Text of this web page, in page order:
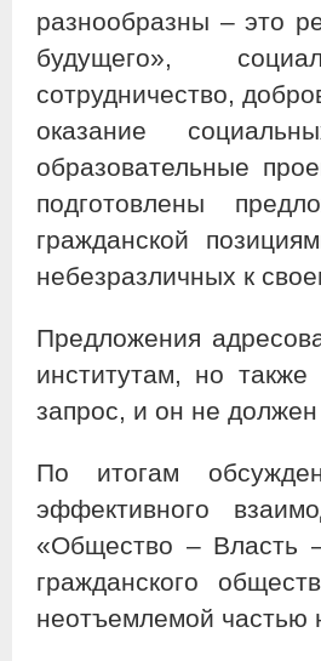
разнообразны – это
будущего»,
сотрудничество,
оказание
образовательные
подготовлены
гражданской
небезразличных к
Предложения
институтам, но
запрос, и он не
По итогам
эффективного
«Общество – Власть
гражданского
неотъемлемой частью